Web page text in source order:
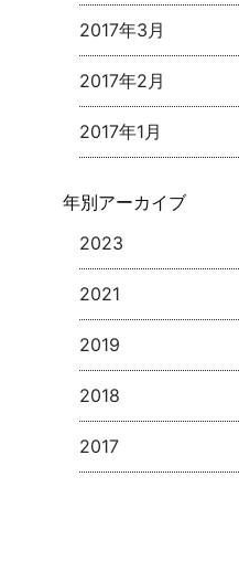
2017年3月
2017年2月
2017年1月
年別アーカイブ
2023
2021
2019
2018
2017